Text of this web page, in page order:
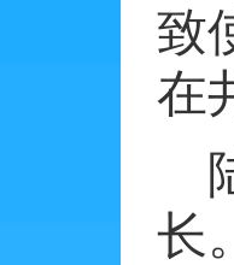
致
在
长。